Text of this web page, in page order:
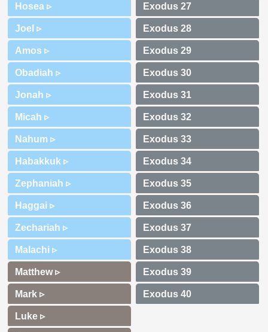
Hosea ▹
Joel ▹
Amos ▹
Obadiah ▹
Jonah ▹
Micah ▹
Nahum ▹
Habakkuk ▹
Zephaniah ▹
Haggai ▹
Zechariah ▹
Malachi ▹
Matthew ▹
Mark ▹
Luke ▹